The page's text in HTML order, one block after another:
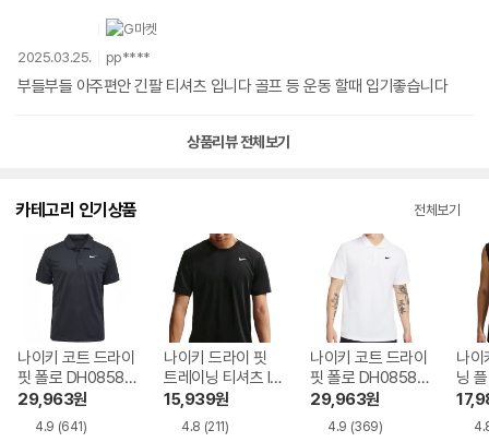
2025.03.25. pp****
부들부들 아주편안 긴팔 티셔츠 입니다 골프 등 운동 할때 입기좋습니다
상품리뷰 전체보기
카테고리 인기상품 전체보기
나이키 코트 드라이
핏 폴로 DH0858-
010
29,963원
4.9 (641)
나이키 드라이 핏
트레이닝 티셔츠 IO
1426-010
15,939원
4.8 (211)
나이키 코트 드라이
핏 폴로 DH0858-1
00
29,963원
4.9 (369)
나이
닝